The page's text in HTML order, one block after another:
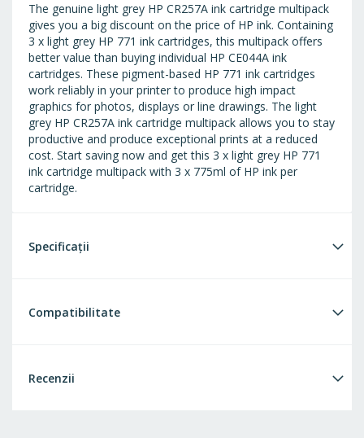
The genuine light grey HP CR257A ink cartridge multipack
gives you a big discount on the price of HP ink. Containing
3 x light grey HP 771 ink cartridges, this multipack offers
better value than buying individual HP CE044A ink
cartridges. These pigment-based HP 771 ink cartridges
work reliably in your printer to produce high impact
graphics for photos, displays or line drawings. The light
grey HP CR257A ink cartridge multipack allows you to stay
productive and produce exceptional prints at a reduced
cost. Start saving now and get this 3 x light grey HP 771
ink cartridge multipack with 3 x 775ml of HP ink per
cartridge.
Specificații
Compatibilitate
Recenzii